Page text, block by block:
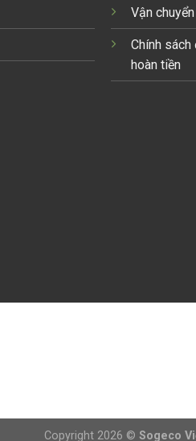
Vận
Chính
hoàn tiền
Copyright 2026 © Sogeco